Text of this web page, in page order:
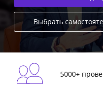
Выбрать
5000+